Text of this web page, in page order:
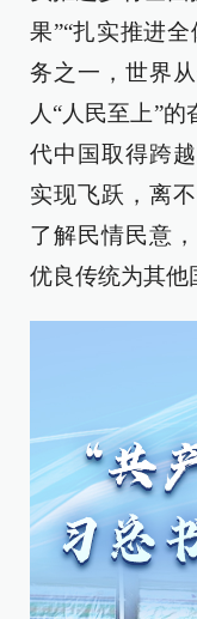
果”“扎实推进
务之一，世界
人“人民至上”
代中国取得跨
实现飞跃，离
了解民情民意
优良传统为其他